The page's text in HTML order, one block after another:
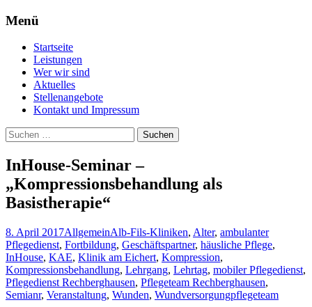
Pflegeteam Östlicher
Schurwald
Pflegedienst Rechberghausen
Menü
Zum
Inhalt
springen
Startseite
Leistungen
Wer wir sind
Aktuelles
Stellenangebote
Kontakt und Impressum
Suchen
nach:
InHouse-Seminar –
„Kompressionsbehandlung als
Basistherapie“
8. April 2017AllgemeinAlb-Fils-Kliniken, Alter, ambulanter
Pflegedienst, Fortbildung, Geschäftspartner, häusliche Pflege,
InHouse, KAE, Klinik am Eichert, Kompression,
Kompressionsbehandlung, Lehrgang, Lehrtag, mobiler Pflegedienst,
Pflegedienst Rechberghausen, Pflegeteam Rechberghausen,
Semianr, Veranstaltung, Wunden, Wundversorgungpflegeteam